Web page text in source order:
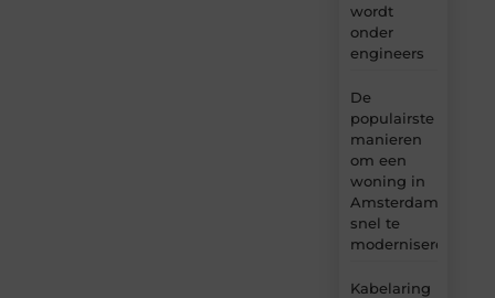
wordt
onder
engineers
De
populairste
manieren
om een
woning in
Amsterdam
snel te
moderniseren
Kabelaring